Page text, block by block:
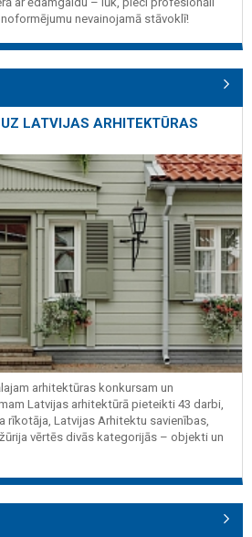
nevainojamā stāvoklī!
LATVIJAS ARHITEKTŪRAS
arhitektūras konkursam un
Latvijas arhitektūrā pieteikti 43 darbi,
rīkotāja, Latvijas Arhitektu savienības,
vērtēs divās kategorijās – objekti un